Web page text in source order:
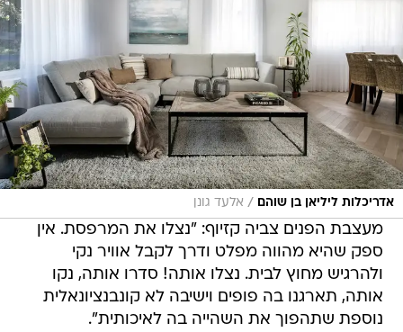
אדריכלות ליליאן בן שוהם / אלעד גונן
מעצבת הפנים צביה קזיוף: "נצלו את המרפסת. אין
ספק שהיא מהווה מפלט ודרך לקבל אוויר נקי
ולהרגיש מחוץ לבית. נצלו אותה! סדרו אותה, נקו
אותה, תארגנו בה פופים וישיבה לא קונבנציונאלית
נוספת שתהפוך את השהייה בה לאיכותית".